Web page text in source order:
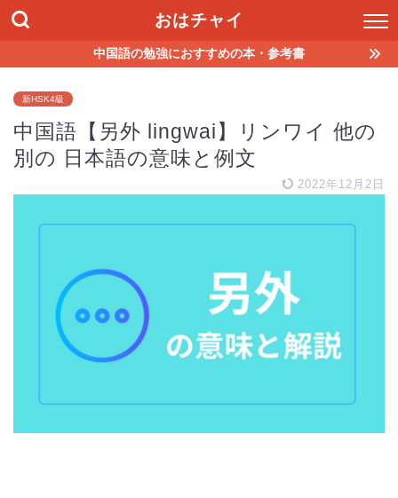
おはチャイ
中国語の勉強におすすめの本・参考書
新HSK4級
中国語【另外 lingwai】リンワイ 他の
別の 日本語の意味と例文
2022年12月2日